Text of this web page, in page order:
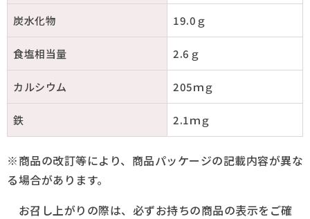
炭水化物 19.0ｇ
食塩相当量 2.6ｇ
カルシウム 205ｍｇ
鉄 2.1ｍｇ
※商品の改訂等により、商品パッケージの記載内容が異な
る場合があります。
お召し上がりの際は、必ずお持ちの商品の表示をご確